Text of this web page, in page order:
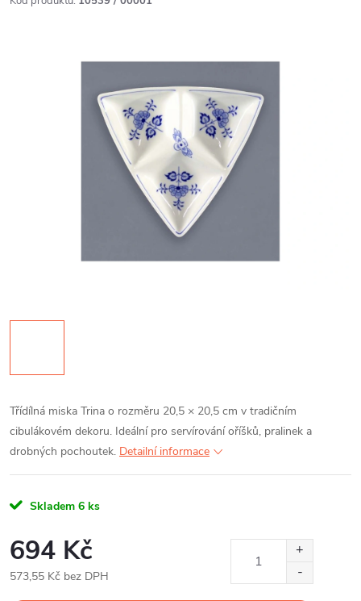
Třídílná miska Trina o rozměru 20,5 × 20,5 cm v tradičním
cibulákovém dekoru. Ideální pro servírování oříšků, pralinek a
drobných pochoutek. Detailní informace
Skladem 6 ks
694 Kč
573,55 Kč bez DPH